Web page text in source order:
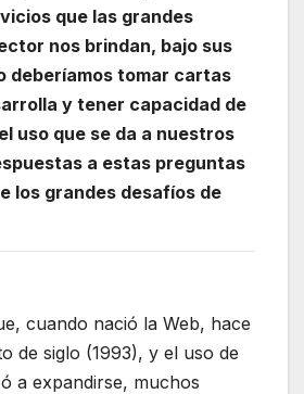
que las grandes
nos brindan, bajo sus
deberíamos tomar cartas
y tener capacidad de
uso que se da a nuestros
a estas preguntas
los grandes desafíos de
cuando nació la Web, hace
de siglo (1993), y el uso de
a expandirse, muchos